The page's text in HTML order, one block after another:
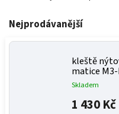
Nejprodávanější
kleště
matice
Skladem
1 430 Kč